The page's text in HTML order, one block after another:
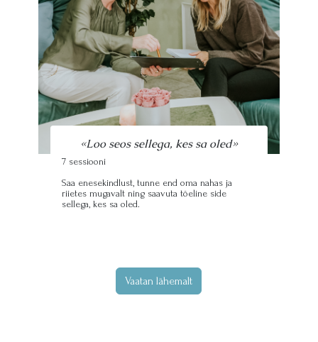
«Loo seos sellega, kes sa oled»
7 sessiooni
Saa enesekindlust, tunne end oma nahas ja
riietes mugavalt ning saavuta tõeline side
sellega, kes sa oled.
Vaatan lähemalt